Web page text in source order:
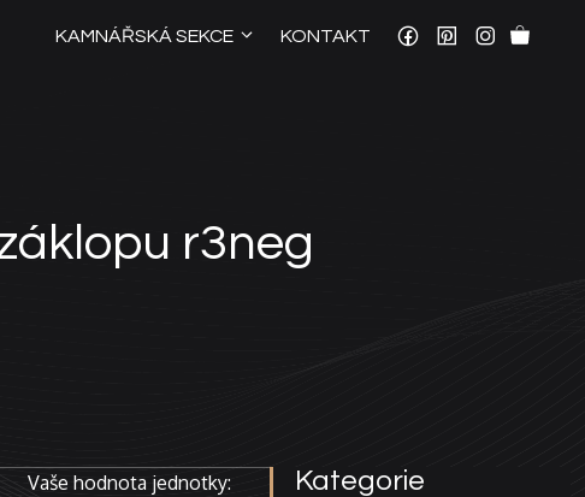
KAMNÁŘSKÁ SEKCE KONTAKT
r3neg
Vaše hodnota jednotky: Kategorie